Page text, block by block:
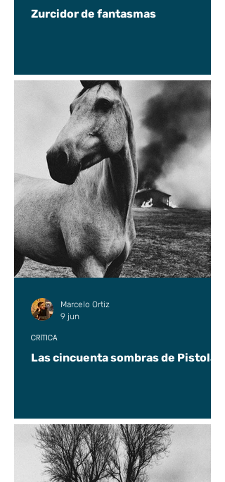
Zurcidor de fantasmas
Las cincuenta sombras de Pistolas
CRÍTICA
Marcelo Ortiz
9 jun